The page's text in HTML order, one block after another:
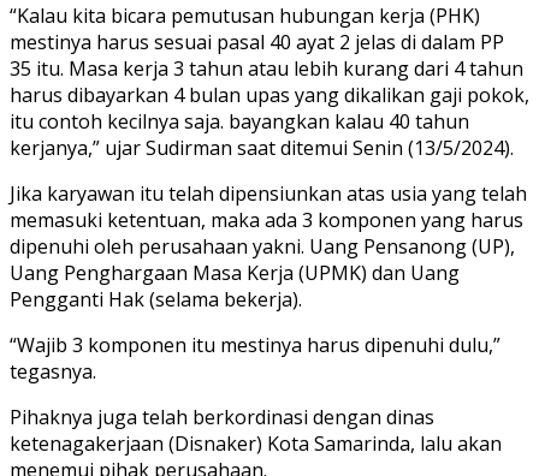
“Kalau kita bicara pemutusan hubungan kerja (PHK)
mestinya harus sesuai pasal 40 ayat 2 jelas di dalam PP
35 itu. Masa kerja 3 tahun atau lebih kurang dari 4 tahun
harus dibayarkan 4 bulan upas yang dikalikan gaji pokok,
itu contoh kecilnya saja. bayangkan kalau 40 tahun
kerjanya,” ujar Sudirman saat ditemui Senin (13/5/2024).
Jika karyawan itu telah dipensiunkan atas usia yang telah
memasuki ketentuan, maka ada 3 komponen yang harus
dipenuhi oleh perusahaan yakni. Uang Pensanong (UP),
Uang Penghargaan Masa Kerja (UPMK) dan Uang
Pengganti Hak (selama bekerja).
“Wajib 3 komponen itu mestinya harus dipenuhi dulu,”
tegasnya.
Pihaknya juga telah berkordinasi dengan dinas
ketenagakerjaan (Disnaker) Kota Samarinda, lalu akan
menemui pihak perusahaan.